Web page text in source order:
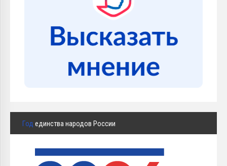
Год единства народов России